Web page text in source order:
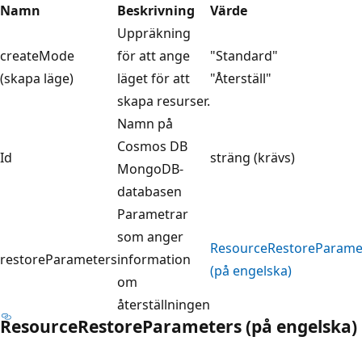
Namn Beskrivning Värde
createMode
(skapa läge)
Uppräkning
för att ange
läget för att
skapa resurser.
"Standard"
"Återställ"
Id
Namn på
Cosmos DB
MongoDB-
databasen
sträng (krävs)
restoreParameters
Parametrar
som anger
information
om
återställningen
(på engelska)
ResourceRestoreParameters (på engelska)